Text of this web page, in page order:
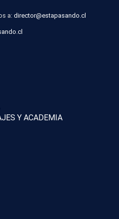
a: director@estapasando.cl
Y ACADEMIA